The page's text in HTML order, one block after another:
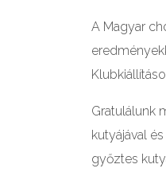
A Magyar
Gratulálunk
kutyájával
győztes